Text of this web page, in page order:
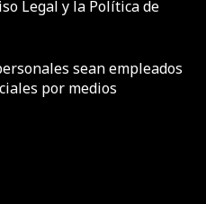
Legal y la Política de
sean empleados
por medios